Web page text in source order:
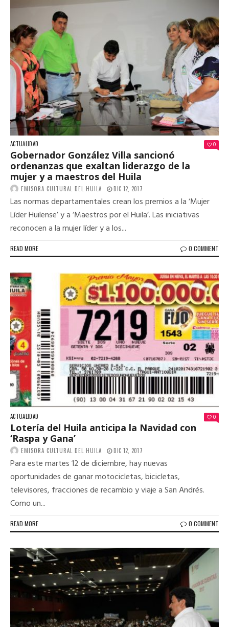
ACTUALIDAD 0
Gobernador González Villa sancionó
ordenanzas que exaltan liderazgo de la
mujer y a maestros del Huila
EMISORA CULTURAL DEL HUILA DIC 12, 2017
Las normas departamentales crean los premios a la ‘Mujer
Líder Huilense’ y a ‘Maestros por el Huila’. Las iniciativas
reconocen a la mujer líder y a los...
READ MORE 0 COMMENT
ACTUALIDAD 0
Lotería del Huila anticipa la Navidad con
‘Raspa y Gana’
EMISORA CULTURAL DEL HUILA DIC 12, 2017
Para este martes 12 de diciembre, hay nuevas
oportunidades de ganar motocicletas, bicicletas,
televisores, fracciones de recambio y viaje a San Andrés.
Como un...
READ MORE 0 COMMENT